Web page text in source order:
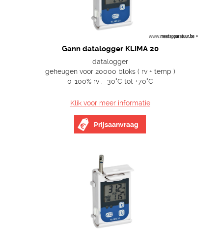
Gann datalogger KLIMA 20
datalogger
geheugen voor 20000 bloks ( rv + temp )
0-100% rv , -30°C tot +70°C
Klik voor meer informatie
Prijsaanvraag